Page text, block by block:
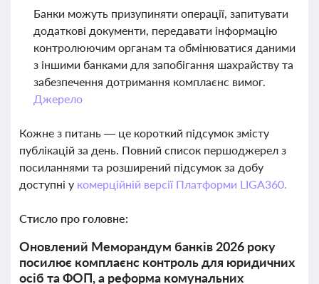
Банки можуть призупиняти операції, запитувати
додаткові документи, передавати інформацію
контролюючим органам та обмінюватися даними
з іншими банками для запобігання шахрайству та
забезпечення дотримання комплаєнс вимог.
Джерело
Кожне з питань — це короткий підсумок змісту
публікацій за день. Повний список першоджерел з
посиланнями та розширений підсумок за добу
доступні у комерційній версії Платформи LIGA360.
Стисло про головне:
Оновлений Меморандум банків 2026 року
посилює комплаєнс контроль для юридичних
осіб та ФОП, а реформа комунальних